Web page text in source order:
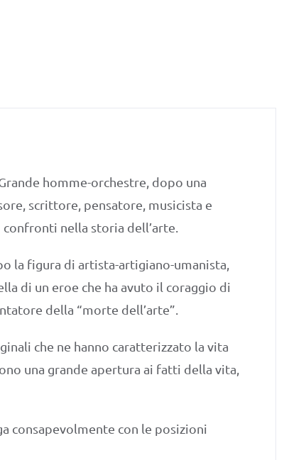
homme-orchestre, dopo una
scrittore, pensatore, musicista e
nella storia dell’arte.
la figura di artista-artigiano-umanista,
di un eroe che ha avuto il coraggio di
della “morte dell’arte”.
che ne hanno caratterizzato la vita
una grande apertura ai fatti della vita,
consapevolmente con le posizioni